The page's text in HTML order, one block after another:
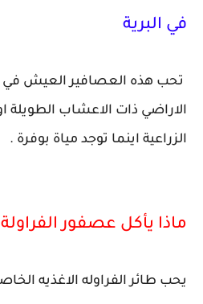
في البرية
تحب هذه العصافير العيش
الاراضي ذات الاعشاب الطويلة
الزراعية اينما توجد مياة بوفرة .
ماذا يأكل عصفور الفراولة
يحب طائر الفراوله الاغذيه